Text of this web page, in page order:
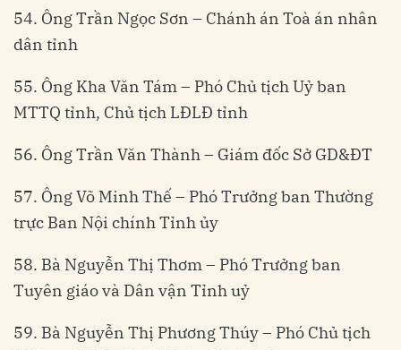
54. Ông Trần Ngọc Sơn – Chánh án Toà án nhân
dân tỉnh
55. Ông Kha Văn Tám – Phó Chủ tịch Uỷ ban
MTTQ tỉnh, Chủ tịch LĐLĐ tỉnh
56. Ông Trần Văn Thành – Giám đốc Sở GD&ĐT
57. Ông Võ Minh Thế – Phó Trưởng ban Thường
trực Ban Nội chính Tỉnh ủy
58. Bà Nguyễn Thị Thơm – Phó Trưởng ban
Tuyên giáo và Dân vận Tỉnh uỷ
59. Bà Nguyễn Thị Phương Thúy – Phó Chủ tịch